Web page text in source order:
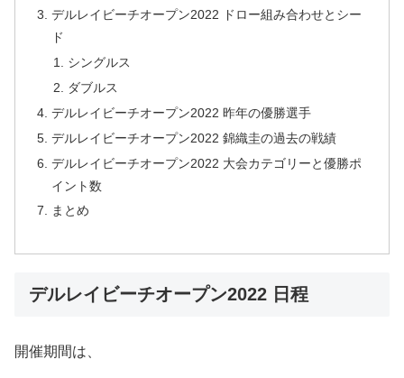
デルレイビーチオープン2022 ドロー組み合わせとシー
ド
シングルス
ダブルス
デルレイビーチオープン2022 昨年の優勝選手
デルレイビーチオープン2022 錦織圭の過去の戦績
デルレイビーチオープン2022 大会カテゴリーと優勝ポ
イント数
まとめ
デルレイビーチオープン2022 日程
開催期間は、